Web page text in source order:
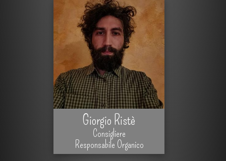
Giorgio Ristè
Consigliere
Responsabile Organico